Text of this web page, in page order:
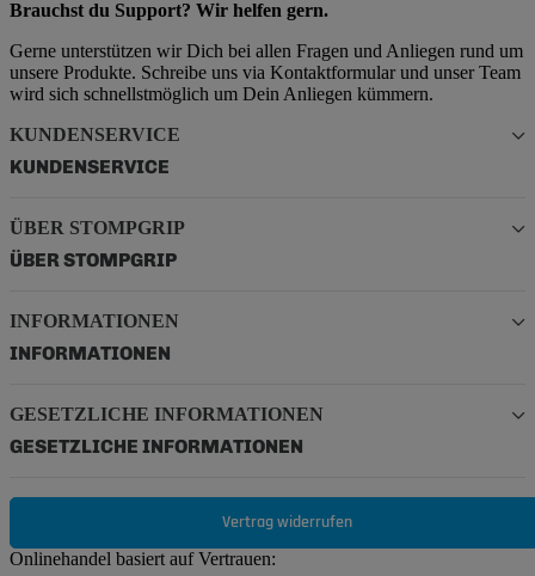
Brauchst du Support? Wir helfen gern.
Gerne unterstützen wir Dich bei allen Fragen und Anliegen rund um
unsere Produkte. Schreibe uns via Kontaktformular und unser Team
wird sich schnellstmöglich um Dein Anliegen kümmern.
KUNDENSERVICE
KUNDENSERVICE
ÜBER STOMPGRIP
ÜBER STOMPGRIP
INFORMATIONEN
INFORMATIONEN
GESETZLICHE INFORMATIONEN
GESETZLICHE INFORMATIONEN
Vertrag widerrufen
Onlinehandel basiert auf Vertrauen: